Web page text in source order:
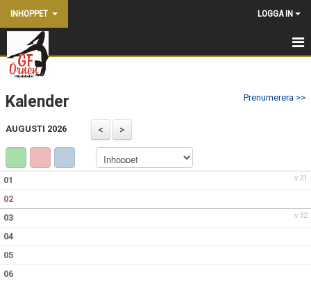
INHOPPET LOGGA IN
HEM
NYHETER
KALENDER
DOKUMENT
Prenumerera >>
Kalender
AUGUSTI 2026
v.31
01
02
v.32
03
04
05
06